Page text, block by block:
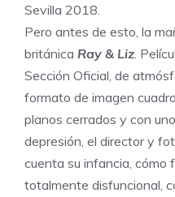
Sevilla 2018.
Pero antes de esto, la
británica Ray & Liz .
Sección Oficial, de
formato de imagen
planos cerrados y con
depresión, el director y
cuenta su infancia, cómo
totalmente disfuncional,